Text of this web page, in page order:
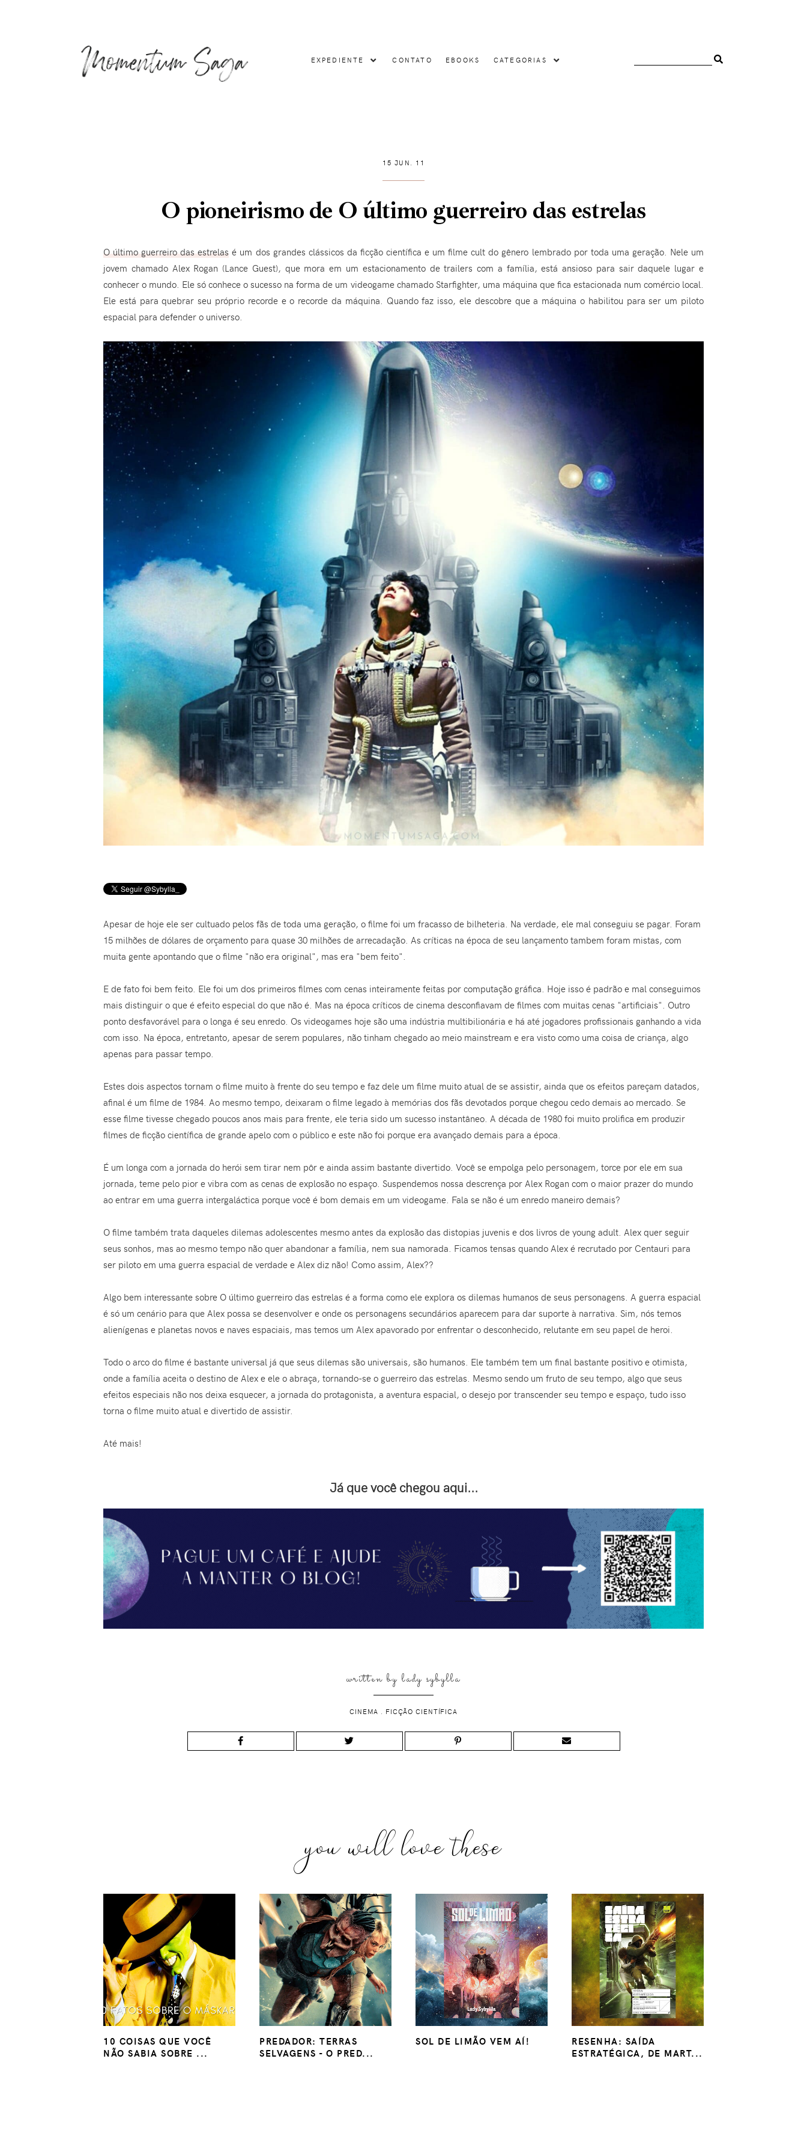
EXPEDIENTE CONTATO EBOOKS CATEGORIAS
15 JUN. 11
O pioneirismo de O último guerreiro das estrelas
O último guerreiro das estrelas é um dos grandes clássicos da ficção científica e um filme cult do gênero lembrado por toda uma geração. Nele um
jovem chamado Alex Rogan (Lance Guest), que mora em um estacionamento de trailers com a família, está ansioso para sair daquele lugar e
conhecer o mundo. Ele só conhece o sucesso na forma de um videogame chamado Starfighter, uma máquina que fica estacionada num comércio local.
Ele está para quebrar seu próprio recorde e o recorde da máquina. Quando faz isso, ele descobre que a máquina o habilitou para ser um piloto
espacial para defender o universo.
Apesar de hoje ele ser cultuado pelos fãs de toda uma geração, o filme foi um fracasso de bilheteria. Na verdade, ele mal conseguiu se pagar. Foram
15 milhões de dólares de orçamento para quase 30 milhões de arrecadação. As críticas na época de seu lançamento tambem foram mistas, com
muita gente apontando que o filme "não era original", mas era "bem feito".
E de fato foi bem feito. Ele foi um dos primeiros filmes com cenas inteiramente feitas por computação gráfica. Hoje isso é padrão e mal conseguimos
mais distinguir o que é efeito especial do que não é. Mas na época críticos de cinema desconfiavam de filmes com muitas cenas "artificiais". Outro
ponto desfavorável para o longa é seu enredo. Os videogames hoje são uma indústria multibilionária e há até jogadores profissionais ganhando a vida
com isso. Na época, entretanto, apesar de serem populares, não tinham chegado ao meio mainstream e era visto como uma coisa de criança, algo
apenas para passar tempo.
Estes dois aspectos tornam o filme muito à frente do seu tempo e faz dele um filme muito atual de se assistir, ainda que os efeitos pareçam datados,
afinal é um filme de 1984. Ao mesmo tempo, deixaram o filme legado à memórias dos fãs devotados porque chegou cedo demais ao mercado. Se
esse filme tivesse chegado poucos anos mais para frente, ele teria sido um sucesso instantâneo. A década de 1980 foi muito prolifica em produzir
filmes de ficção científica de grande apelo com o público e este não foi porque era avançado demais para a época.
É um longa com a jornada do herói sem tirar nem pôr e ainda assim bastante divertido. Você se empolga pelo personagem, torce por ele em sua
jornada, teme pelo pior e vibra com as cenas de explosão no espaço. Suspendemos nossa descrença por Alex Rogan com o maior prazer do mundo
ao entrar em uma guerra intergaláctica porque você é bom demais em um videogame. Fala se não é um enredo maneiro demais?
O filme também trata daqueles dilemas adolescentes mesmo antes da explosão das distopias juvenis e dos livros de young adult. Alex quer seguir
seus sonhos, mas ao mesmo tempo não quer abandonar a família, nem sua namorada. Ficamos tensas quando Alex é recrutado por Centauri para
ser piloto em uma guerra espacial de verdade e Alex diz não! Como assim, Alex??
Algo bem interessante sobre O último guerreiro das estrelas é a forma como ele explora os dilemas humanos de seus personagens. A guerra espacial
é só um cenário para que Alex possa se desenvolver e onde os personagens secundários aparecem para dar suporte à narrativa. Sim, nós temos
alienígenas e planetas novos e naves espaciais, mas temos um Alex apavorado por enfrentar o desconhecido, relutante em seu papel de heroi.
Todo o arco do filme é bastante universal já que seus dilemas são universais, são humanos. Ele também tem um final bastante positivo e otimista,
onde a família aceita o destino de Alex e ele o abraça, tornando-se o guerreiro das estrelas. Mesmo sendo um fruto de seu tempo, algo que seus
efeitos especiais não nos deixa esquecer, a jornada do protagonista, a aventura espacial, o desejo por transcender seu tempo e espaço, tudo isso
torna o filme muito atual e divertido de assistir.
Até mais!
Já que você chegou aqui...
written bylady sybylla
CINEMA FICÇÃO CIENTÍFICA
you will love these
10 COISAS QUE VOCÊ
NÃO SABIA SOBRE ...
PREDADOR: TERRAS
SELVAGENS - O PRED...
SOL DE LIMÃO VEM AÍ!
RESENHA: SAÍDA
ESTRATÉGICA, DE MART...